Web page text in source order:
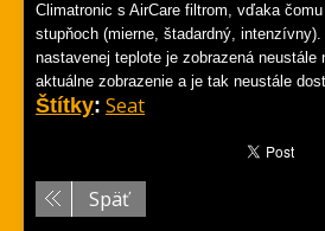
Climatronic s AirCare filtrom, vďaka
stupňoch (mierne, štadardný,
nastavenej teplote je zobrazená
aktuálne zobrazenie a je tak neustále
Štítky: Seat
Späť